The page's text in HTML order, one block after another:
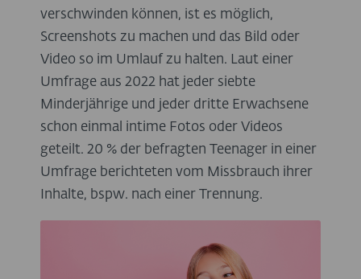
verschwinden können, ist es möglich,
Screenshots zu machen und das Bild oder
Video so im Umlauf zu halten. Laut einer
Umfrage aus 2022 hat jeder siebte
Minderjährige und jeder dritte Erwachsene
schon einmal intime Fotos oder Videos
geteilt. 20 % der befragten Teenager in einer
Umfrage berichteten vom Missbrauch ihrer
Inhalte, bspw. nach einer Trennung.